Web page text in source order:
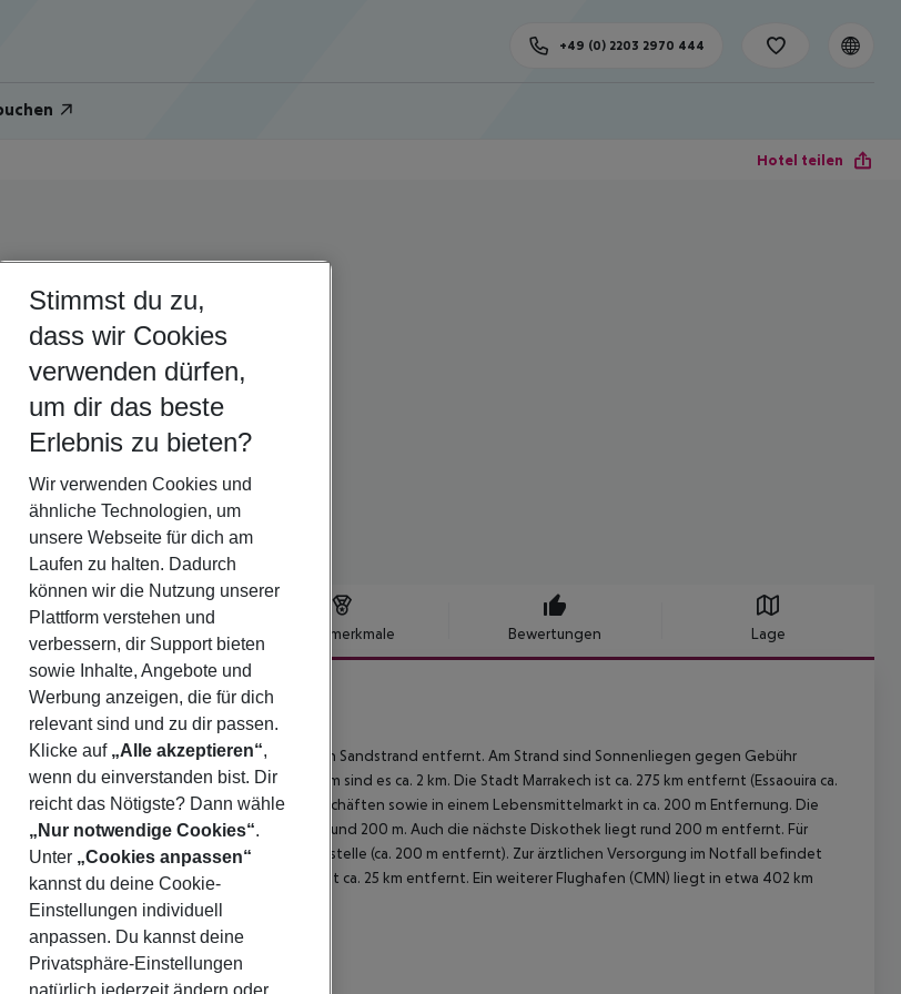
+49 (0) 2203 2970 444
Hotel teilen
Hotelbeschreibung Hotelmerkmale Bewertungen Lage
Club
4
Dunes D''Or liegt ca. 50 m vom hoteleigenen Sandstrand entfernt. Am Strand sind Sonnenliegen gegen Gebühr
kostenlos verfügbar. Zum touristischen Zentrum sind es ca. 2 km. Die Stadt Marrakech ist ca. 275 km entfernt (Essaouira ca.
100 km). Einkaufen können Sie in diversen Geschäften sowie in einem Lebensmittelmarkt in ca. 200 m Entfernung. Die
und Restaurants erreichen Sie ebenfalls nach rund 200 m. Auch die nächste Diskothek liegt rund 200 m entfernt. Für
ein Taxistand (ca. 20 m) und eine Bushaltestelle (ca. 200 m entfernt). Zur ärztlichen Versorgung im Notfall befindet
in etwa 2 km Entfernung. Der Flughafen (AGA) ist ca. 25 km entfernt. Ein weiterer Flughafen (CMN) liegt in etwa 402 km
Stimmst du zu,
dass wir Cookies
verwenden dürfen,
um dir das beste
Erlebnis zu bieten?
Wir verwenden Cookies und
ähnliche Technologien, um
unsere Webseite für dich am
Laufen zu halten. Dadurch
können wir die Nutzung unserer
Plattform verstehen und
verbessern, dir Support bieten
sowie Inhalte, Angebote und
Werbung anzeigen, die für dich
relevant sind und zu dir passen.
Klicke auf „Alle akzeptieren“,
wenn du einverstanden bist. Dir
reicht das Nötigste? Dann wähle
„Nur notwendige Cookies“.
Unter „Cookies anpassen“
kannst du deine Cookie-
Einstellungen individuell
anpassen. Du kannst deine
Privatsphäre-Einstellungen
natürlich jederzeit ändern oder